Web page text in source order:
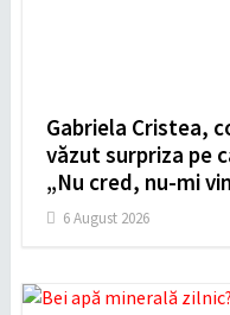
Gabriela Cristea,
văzut surpriza pe
„Nu cred, nu-mi
6 August 2026